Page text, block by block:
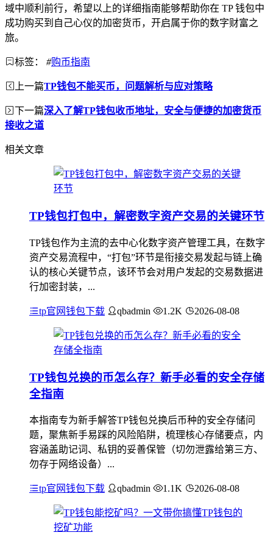
域中顺利前行，希望以上的详细指南能够帮助你在 TP 钱包中
成功购买到自己心仪的加密货币，开启属于你的数字财富之
旅。
标签： #购币指南
上一篇TP钱包不能买币，问题解析与应对策略
下一篇深入了解TP钱包收币地址，安全与便捷的加密货币
接收之道
相关文章
TP钱包打包中，解密数字资产交易的关键环节
TP钱包作为主流的去中心化数字资产管理工具，在数字
资产交易流程中，“打包”环节是衔接交易发起与链上确
认的核心关键节点，该环节会对用户发起的交易数据进
行加密封装，...
tp官网钱包下载 qbadmin 1.2K 2026-08-08
TP钱包兑换的币怎么存？新手必看的安全存储
全指南
本指南专为新手解答TP钱包兑换后币种的安全存储问
题，聚焦新手易踩的风险陷阱，梳理核心存储要点，内
容涵盖助记词、私钥的妥善保管（切勿泄露给第三方、
勿存于网络设备）...
tp官网钱包下载 qbadmin 1.1K 2026-08-08